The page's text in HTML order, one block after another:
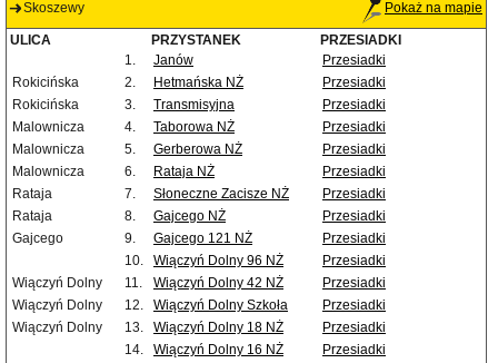
Skoszewy Pokaż na mapie
ULICA PRZYSTANEK
PRZESIADKI
1.
Janów
Przesiadki
Rokicińska
2. Hetmańska NŻ
Przesiadki
Rokicińska
3. Transmisyjna
Przesiadki
Malownicza
4. Taborowa NŻ
Przesiadki
Malownicza
5. Gerberowa NŻ
Przesiadki
Malownicza
6. Rataja NŻ
Przesiadki
Rataja
7. Słoneczne Zacisze NŻ
Przesiadki
Rataja
8. Gajcego NŻ
Przesiadki
Gajcego
9. Gajcego 121 NŻ
Przesiadki
10.
Wiączyń Dolny 96 NŻ
Przesiadki
Wiączyń Dolny
11. Wiączyń Dolny 42 NŻ
Przesiadki
Wiączyń Dolny
12. Wiączyń Dolny Szkoła
Przesiadki
Wiączyń Dolny
13. Wiączyń Dolny 18 NŻ
Przesiadki
14.
Wiączyń Dolny 16 NŻ
Przesiadki